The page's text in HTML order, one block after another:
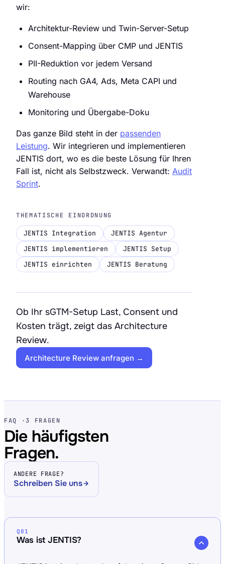
wir:
Architektur-Review und Twin-Server-Setup
Consent-Mapping über CMP und JENTIS
PII-Reduktion vor jedem Versand
Routing nach GA4, Ads, Meta CAPI und
Warehouse
Monitoring und Übergabe-Doku
Das ganze Bild steht in der passenden
Leistung. Wir integrieren und implementieren
JENTIS dort, wo es die beste Lösung für Ihren
Fall ist, nicht als Selbstzweck. Verwandt: Audit
Sprint.
THEMATISCHE EINORDNUNG
JENTIS Integration
JENTIS Agentur
JENTIS implementieren
JENTIS Setup
JENTIS einrichten
JENTIS Beratung
Ob Ihr sGTM-Setup Last, Consent und
Kosten trägt, zeigt das Architecture
Review.
Architecture Review anfragen →
FAQ · 3 FRAGEN
Die häufigsten
Fragen.
ANDERE FRAGE?
Schreiben Sie uns
Q01
Was ist JENTIS?